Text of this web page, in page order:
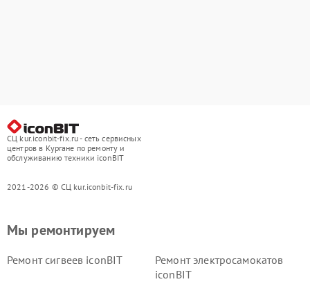
СЦ kur.iconbit-fix.ru - сеть сервисных
центров в Кургане по ремонту и
обслуживанию техники iconBIT
2021-2026 © СЦ kur.iconbit-fix.ru
Мы ремонтируем
Ремонт сигвеев iconBIT
Ремонт электросамокатов
iconBIT